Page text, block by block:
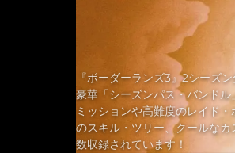
『ボーダーランズ3』2シーズ
豪華「シーズンパス・バンドル
ミッションや高難度のレイド
のスキル・ツリー、クールな
数収録されています！